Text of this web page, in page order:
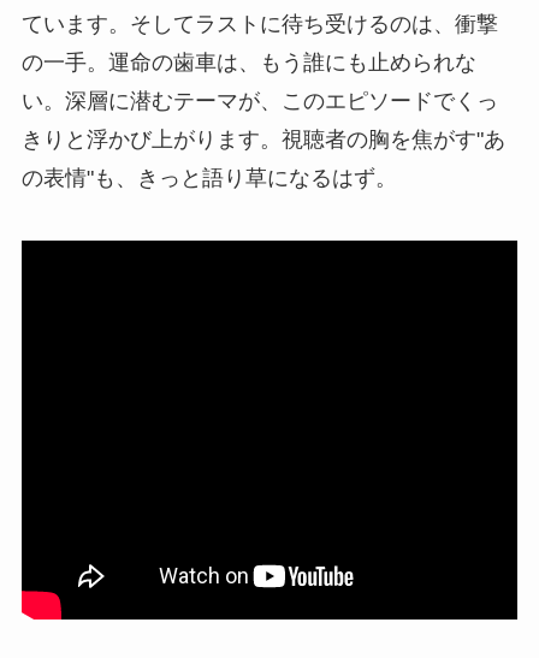
ています。そしてラストに待ち受けるのは、衝撃
の一手。運命の歯車は、もう誰にも止められな
い。深層に潜むテーマが、このエピソードでくっ
きりと浮かび上がります。視聴者の胸を焦がす"あ
の表情"も、きっと語り草になるはず。